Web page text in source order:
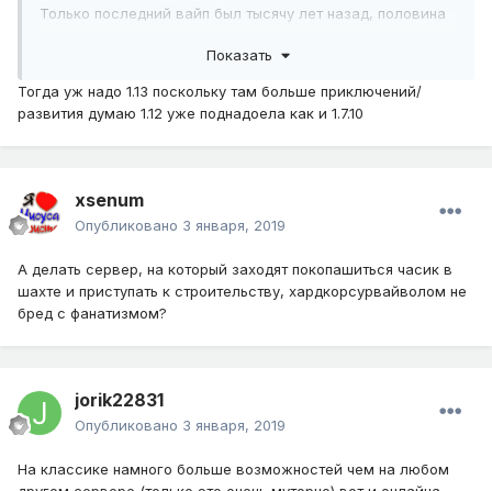
Только последний вайп был тысячу лет назад, половина
заблочены. Спаун мобов сломан, ниодна маштабная
чанков, так ни ферма железа, ни ферма золота, ни
ферма ендера, ничего не работает. По сути сама ванила,
она же и есть классик убивается. Поэтому появление
простимулируют сервер, я по крайней мере, на это
надеюсь.
Показать
Тогда уж надо 1.13 поскольку там больше приключений/
развития думаю 1.12 уже поднадоела как и 1.7.10
xsenum
Опубликовано 3 января, 2019
А делать сервер, на который заходят покопашиться часик в
шахте и приступать к строительству, хардкорсурвайволом не
бред с фанатизмом?
jorik22831
Опубликовано 3 января, 2019
На классике намного больше возможностей чем на любом